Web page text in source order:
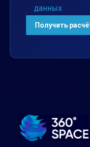
данных